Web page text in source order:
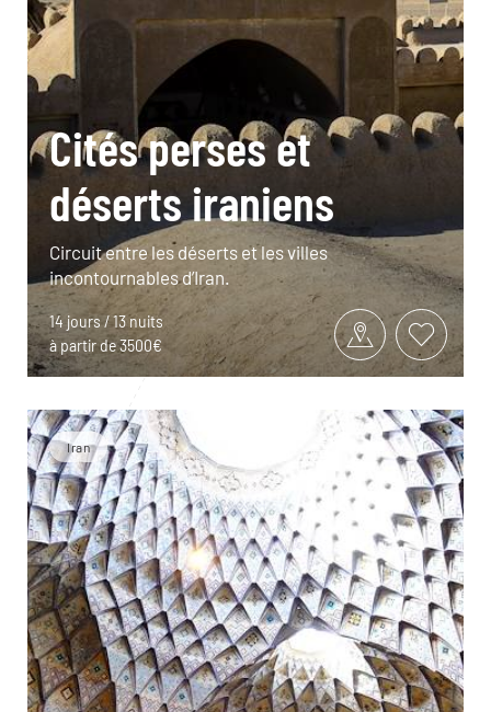
Cités perses et
déserts iraniens
Circuit entre les déserts et les villes
incontournables d’Iran.
14 jours / 13 nuits
à partir de 3500€
Iran